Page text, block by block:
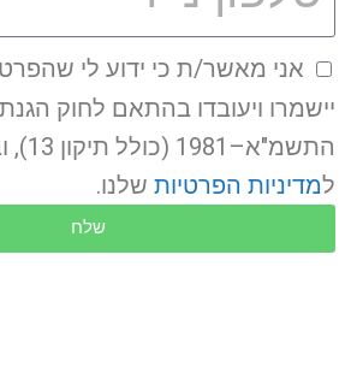
אני מאשר/ת כי ידוע לי
יישמרו ויעובדו בהתאם לחוק
למדיניות הפרטיותשלנו.
שלח